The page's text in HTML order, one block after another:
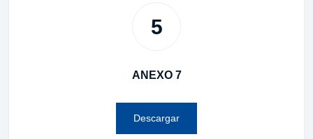
5
ANEXO 7
Descargar